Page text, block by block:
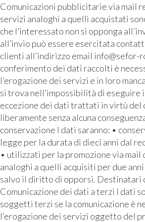
Comunicazioni pubblicitarie via mail
servizi analoghi a quelli acquistati
che l’interessato non si opponga
all’invio può essere esercitata
clienti all’indirizzo email info@sefor-
conferimento dei dati raccolti è
l’erogazione dei servizi e in loro
si trova nell’impossibilità di eseguire
eccezione dei dati trattati in virtù del
liberamente senza alcuna
conservazione I dati saranno: •
legge per la durata di dieci anni dal
• utilizzati per la promozione via
analoghi a quelli acquisiti per due
salvo il diritto di opporsi. Destinatari
Comunicazione dei dati a terzi I dati
soggetti terzi se la comunicazione è
l’erogazione dei servizi oggetto del